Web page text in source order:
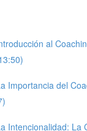
al
Importancia del
Intencionalidad: La